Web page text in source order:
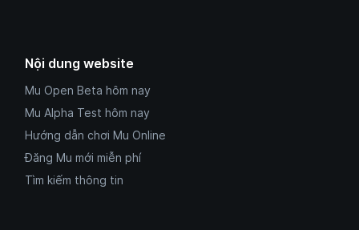
Nội dung website
Mu Open Beta hôm nay
Mu Alpha Test hôm nay
Hướng dẫn chơi Mu Online
Đăng Mu mới miễn phí
Tìm kiếm thông tin